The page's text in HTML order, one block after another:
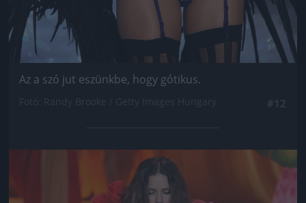
Az a szó jut eszünkbe, hogy gótikus.
Jön még kép!